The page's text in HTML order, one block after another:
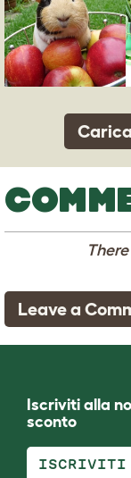
Leave a
Iscriviti alla
sconto
ISCRIVITI